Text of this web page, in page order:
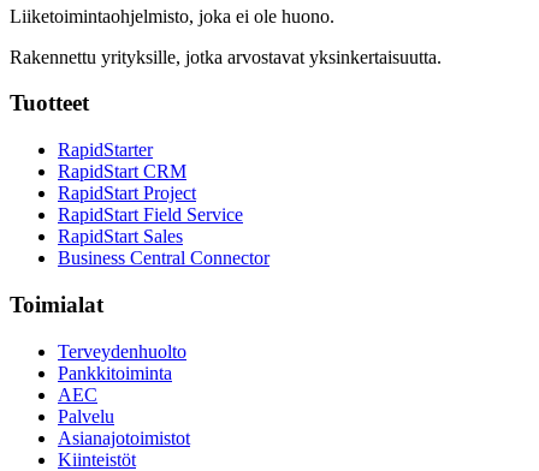
Liiketoimintaohjelmisto, joka ei ole huono.
Rakennettu yrityksille, jotka arvostavat yksinkertaisuutta.
Tuotteet
RapidStarter
RapidStart CRM
RapidStart Project
RapidStart Field Service
RapidStart Sales
Business Central Connector
Toimialat
Terveydenhuolto
Pankkitoiminta
AEC
Palvelu
Asianajotoimistot
Kiinteistöt